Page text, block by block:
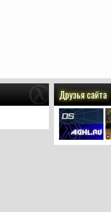
Друзья сайта